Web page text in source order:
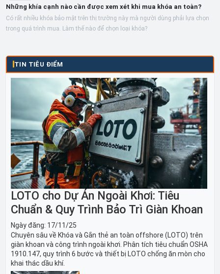
Những khía cạnh nào cần được xem xét khi mua khóa an toàn?
Có rất nhiều khóa bảo mật trên thị trường này mà người dùng phải lựa chọn
trong quá trình mua. Làm thế nào để chọn loại khóa?
TIN TIÊU ĐIỂM
LOTO cho Dự Án Ngoài Khơi: Tiêu
Chuẩn & Quy Trình Bảo Trì Giàn Khoan
Ngày đăng: 17/11/25
Chuyên sâu về Khóa và Gắn thẻ an toàn offshore (LOTO) trên
giàn khoan và công trình ngoài khơi. Phân tích tiêu chuẩn OSHA
1910.147, quy trình 6 bước và thiết bị LOTO chống ăn mòn cho
khai thác dầu khí.